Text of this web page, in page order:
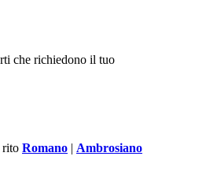
che richiedono il tuo
rito Romano | Ambrosiano